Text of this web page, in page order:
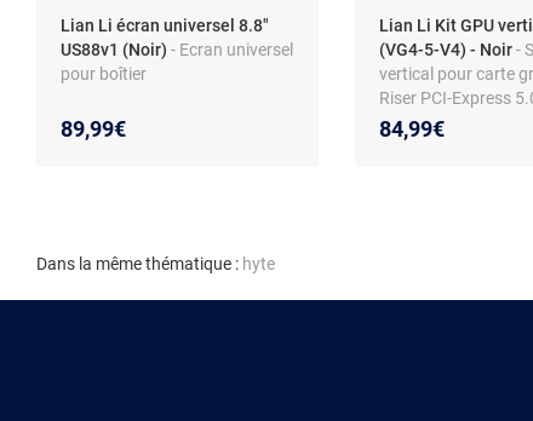
Lian Li écran universel 8.8"
US88v1 (Noir) - Ecran universel
pour boîtier
89,99€
Lian Li Kit GPU
(VG4-5-V4) - Noir-
vertical pour carte
Riser PCI-Express
mm
84,99€
Dans la même thématique : hyte